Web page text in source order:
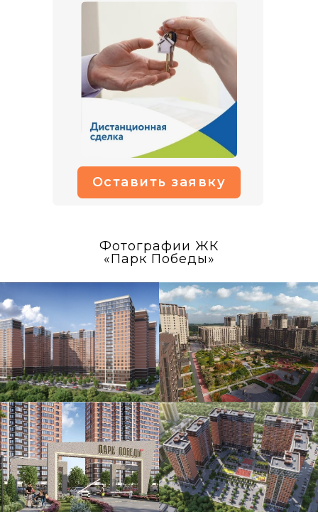
Оставить заявку
Фотографии ЖК
«Парк Победы»